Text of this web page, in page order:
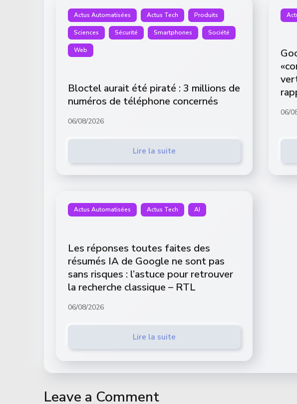
Actus Automatisées Actus Tech Produits
Sciences Sécurité Smartphones Société
Web
Bloctel aurait été piraté : 3 millions de
numéros de téléphone concernés
06/08/2026
Lire la suite
06/
Actus Automatisées Actus Tech AI
Les réponses toutes faites des
résumés IA de Google ne sont pas
sans risques : l’astuce pour retrouver
la recherche classique – RTL
06/08/2026
Lire la suite
Leave a Comment